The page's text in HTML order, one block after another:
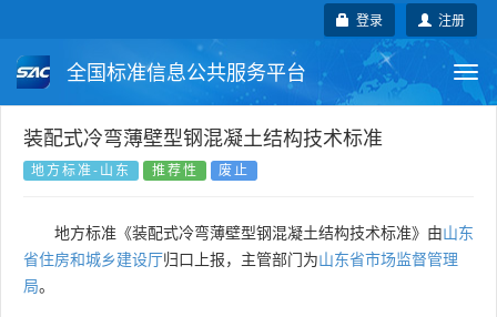
注册
登录
全国标准信息公共服务平台
国家标准 行业标准 地方标准
国外标准 技术委员会
装配式冷弯薄壁型钢混凝土结构技术标准
地方标准-山东 推荐性 废止
地方标准《装配式冷弯薄壁型钢混凝土结构技术标准》由山东
省住房和城乡建设厅归口上报，主管部门为山东省市场监督管理
局。